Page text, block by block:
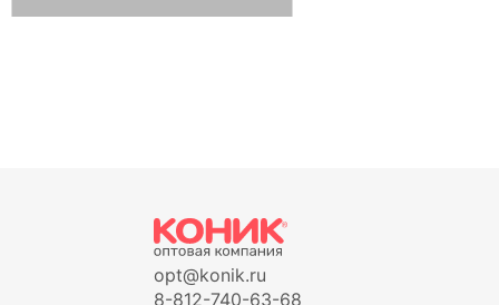
opt@konik.ru
8-812-740-63-68